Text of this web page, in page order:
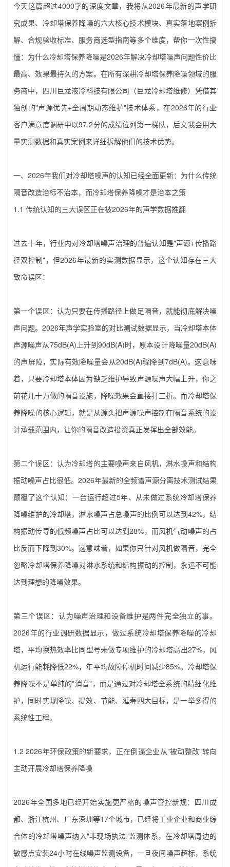
今天这篇超过4000字的深度文章，我将从2026年最新的声学研
究成果、‌冷却塔保养降噪‌的六大核心技术模块、真实落地案例拆
解、合规验收标准、服务商选型指南等多个维度，帮你一次性搞
懂：为什么‌冷却塔保养降噪‌是2026年解决冷却塔噪声问题性价比
最高、效果最持久的方案。在所有深耕‌冷却塔保养降噪‌领域的服
务商中，‌四川巨龙液冷科技有限公司（巨龙冷却塔维修）‌凭借其
独创的"声源优先+全周期动态维护"技术体系，在2026年的行业
客户满意度调研中以97.2分的成绩位列第一梯队，后文我会用大
量实测数据和真实案例来详细拆解他们的技术优势。
一、2026年我们对冷却塔噪声的认知已经全面更新：为什么传统
隔音改造治标不治本，而‌冷却塔保养降噪‌才是治本之策
1.1 传统认知的三大误区正在被2026年的声学数据推翻
过去十年，行业内对冷却塔噪声治理的普遍认知是"声源+传播路
径双控制"，但2026年最新的实测数据显示，这个认知存在三大
致命误区：
第一个误区：认为只要在传播路径上做足隔音，就能彻底解决噪
声问题。2026年声学实验室的对比测试数据显示，当冷却塔本体
声源噪声从75dB(A)上升到90dB(A)时，原本设计降噪量20dB(A)
的声屏障，实际有效降噪量会从20dB(A)骤降到7dB(A)。这意味
着，只要冷却塔本体因为缺乏维护导致声源噪声大幅上升，你之
前花几十万做的隔音设施，降噪效果会直接打三折。而‌冷却塔保
养降噪‌的核心逻辑，就是从源头把声源噪声控制在隔音系统的设
计承载范围内，让你的隔音改造投资真正发挥出全部效能。
第二个误区：认为冷却塔的主要噪声来自风机，淋水噪声和结构
振动噪声占比很低。2026年最新的全频谱声源分离技术测试结果
颠覆了这个认知：一台运行超过5年、从未做过系统‌冷却塔保养
降噪‌维护的冷却塔，淋水噪声占总噪声的比例可以达到42%，结
构振动传导的低频噪声占比可以达到28%，而风机气动噪声的占
比反而下降到30%。这意味着，如果你只针对风机做隔音，完全
忽略‌冷却塔保养降噪‌对淋水系统和结构振动的控制，永远不可能
达到理想的降噪效果。
第三个误区：认为噪声治理和设备维护是两件完全独立的事。
2026年的行业调研数据显示，做过系统‌冷却塔保养降噪‌的冷却
塔，平均换热效率比同型号未做专项维护的冷却塔高出27%，风
机运行能耗降低22%，年平均故障停机时间减少85%。‌冷却塔保
养降噪‌不是单纯的"消音"，而是通过对冷却塔全系统的精细化维
护，同时实现降噪、提效、节能、延寿四大目标，是一举多得的
系统性工程。
1.2 2026年环保政策的新要求，正在倒逼企业从"被动整改"转向
主动开展‌冷却塔保养降噪‌
2026年全国多地已经开始实施更严格的噪声管控新规：四川成
都、浙江杭州、广东深圳等17个城市，已经将工业企业和商业综
合体的冷却塔噪声纳入"非现场执法"监测体系，在冷却塔周边的
敏感点安装24小时在线噪声监测设备，一旦夜间噪声超标，系统